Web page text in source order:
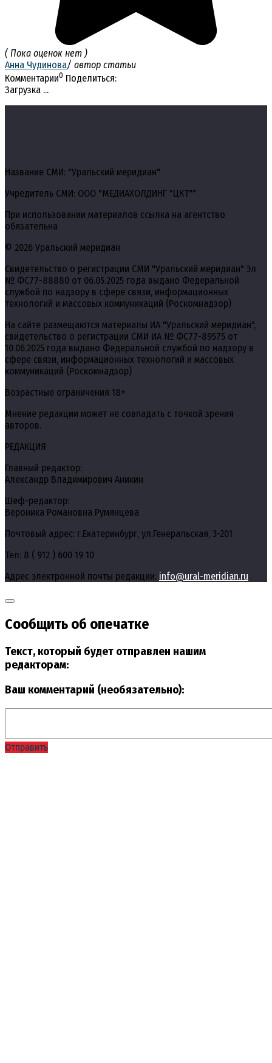
( Пока оценок нет )
Анна Чудинова/ автор статьи
Комментарии0 Поделиться:
Загрузка ...
Название СМИ: "Уральский меридиан"
Учредитель СМИ: ООО "МЕДИАХОЛДИНГ "ЦКТ""
При использовании материалов ссылка на агентство
обязательна
© 2026 Уральский меридиан
Свидетельство о регистрации СМИ "Уральский меридиан" Эл
№ ФС77-88880 от 06.05.2025 года выдано Федеральной
службой по надзору в сфере связи, информационных
технологий и массовых коммуникаций (Роскомнадзор)
На сайте размещаются материалы ИА "Уральский меридиан",
свидетельство о регистрации СМИ ИА № ФС77-89575 от
10.06.2025 года выдано Федеральной службой по надзору в
сфере связи, информационных технологий и массовых
коммуникаций (Роскомнадзор)
Возрастные ограничения 18+
Мнение редакции может не совпадать с точкой зрения
авторов.
РЕДАКЦИЯ
Главный редактор:
Александр Владимирович Аникин
Шеф-редактор:
Вероника Романовна Румянцева
Почтовый адрес: г.Екатеринбург, ул.Генеральская, 3-201
Тел: 8 ( 912 ) 600 19 10
Адрес электронной почты редакции: info@ural-meridian.ru
Сообщить об опечатке
Текст, который будет отправлен нашим
редакторам:
Ваш комментарий (необязательно):
Отправить